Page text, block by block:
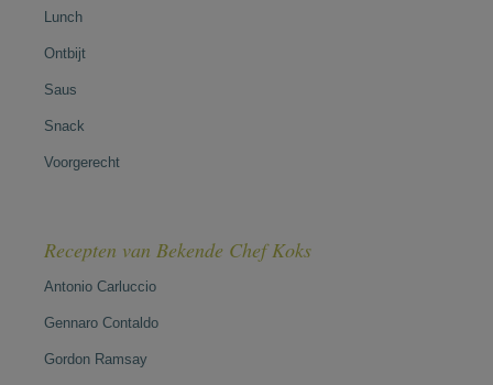
Lunch
Ontbijt
Saus
Snack
Voorgerecht
Recepten van Bekende Chef Koks
Antonio Carluccio
Gennaro Contaldo
Gordon Ramsay